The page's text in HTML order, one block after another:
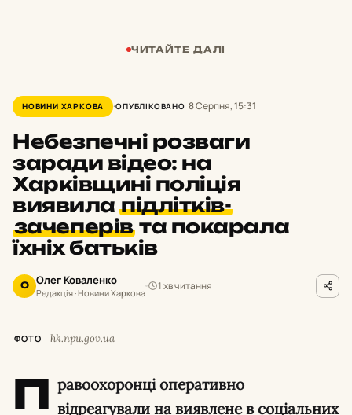
ЧИТАЙТЕ ДАЛІ
НОВИНИ ХАРКОВА ОПУБЛІКОВАНО 8 Серпня, 15:31
Небезпечні розваги
заради відео: на
Харківщині поліція
виявилапідлітків-
зачеперівта покарала
їхніх батьків
О Олег Коваленко
Редакція · Новини Харкова
1 хв читання
ФОТО hk.npu.gov.ua
П равоохоронці оперативно
відреагували на виявлене в соціальних